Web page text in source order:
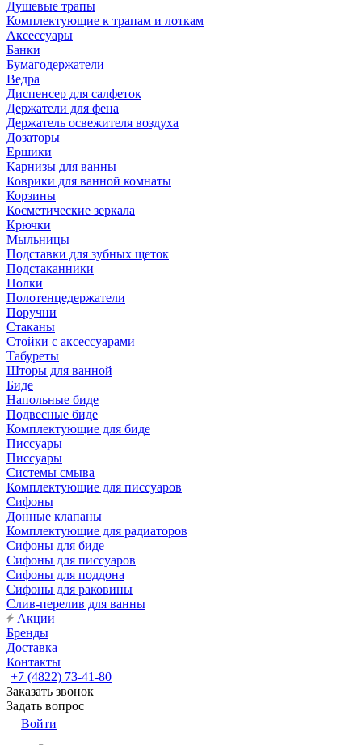
Душевые трапы
Комплектующие к трапам и лоткам
Аксессуары
Банки
Бумагодержатели
Ведра
Диспенсер для салфеток
Держатели для фена
Держатель освежителя воздуха
Дозаторы
Ершики
Карнизы для ванны
Коврики для ванной комнаты
Корзины
Косметические зеркала
Крючки
Мыльницы
Подставки для зубных щеток
Подстаканники
Полки
Полотенцедержатели
Поручни
Стаканы
Стойки с аксессуарами
Табуреты
Шторы для ванной
Биде
Напольные биде
Подвесные биде
Комплектующие для биде
Писсуары
Писсуары
Системы смыва
Комплектующие для писсуаров
Сифоны
Донные клапаны
Комплектующие для радиаторов
Сифоны для биде
Сифоны для писсуаров
Сифоны для поддона
Сифоны для раковины
Слив-перелив для ванны
Акции
Бренды
Доставка
Контакты
+7 (4822) 73-41-80
Заказать звонок
Задать вопрос
Войти